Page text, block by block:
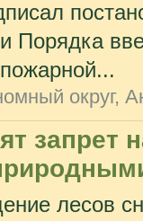
Порядка
округ,
лесов